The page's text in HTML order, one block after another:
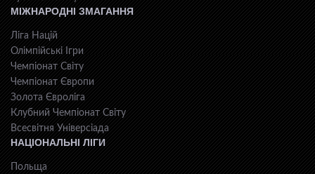
МІЖНАРОДНІ ЗМАГАННЯ
Ліга Націй
Олімпійські Ігри
Чемпіонат Світу
Чемпіонат Європи
Золота Євроліга
Клубний Чемпіонат Світу
Всесвiтня Унiверсiaда
НАЦІОНАЛЬНІ ЛІГИ
Польща